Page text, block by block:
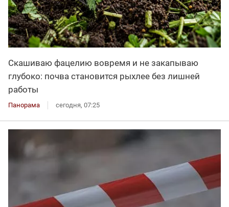
Скашиваю фацелию вовремя и не закапываю
глубоко: почва становится рыхлее без лишней
работы
Панорама сегодня, 07:25